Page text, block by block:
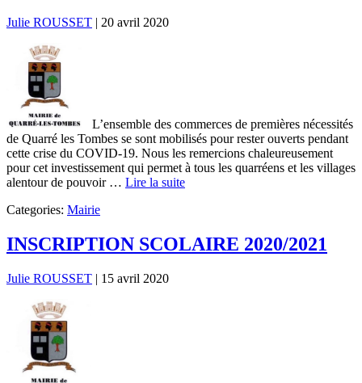
Julie ROUSSET | 20 avril 2020
L’ensemble des commerces de premières nécessités
de Quarré les Tombes se sont mobilisés pour rester ouverts pendant
cette crise du COVID-19. Nous les remercions chaleureusement
pour cet investissement qui permet à tous les quarréens et les villages
alentour de pouvoir … Lire la suite
Categories: Mairie
INSCRIPTION SCOLAIRE 2020/2021
Julie ROUSSET | 15 avril 2020